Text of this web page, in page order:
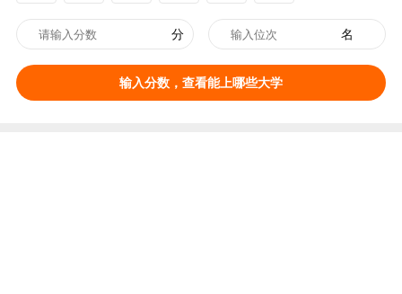
分 名
输入分数，查看能上哪些大学